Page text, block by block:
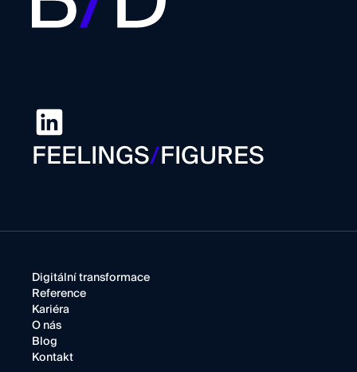
FEELINGS/FIGURES
Digitální transformace
Reference
Kariéra
O nás
Blog
Kontakt